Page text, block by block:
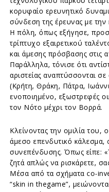
κορυφαίο ερευνητικό
σύνδεση της έρευνας με
Η πόλη, όπως εξήγησε,
τρίπτυχο εξαιρετικού
και άμεσης πρόσβασης στις
Παράλληλα, τόνισε ότι
αριστείας αναπτύσσονται
(Κρήτη, Θράκη, Πάτρα,
ενοποιημένο, εξωστρεφές
τον Νότο μέχρι τον Βορρά.
Κλείνοντας την ομιλία
άμεσο επενδυτικό κάλεσμα,
συνεπένδυσης. Όπως είπε:
ζητά απλώς να ρισκάρετε,
Μέσα από τα σχήματα co-
“skin in thegame”,